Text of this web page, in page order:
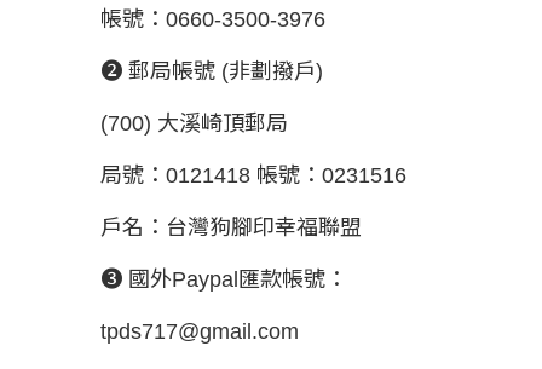
帳號：0660-3500-3976
❷ 郵局帳號 (非劃撥戶)
(700) 大溪崎頂郵局
局號：0121418 帳號：0231516
戶名：台灣狗腳印幸福聯盟
❸ 國外Paypal匯款帳號：
tpds717@gmail.com